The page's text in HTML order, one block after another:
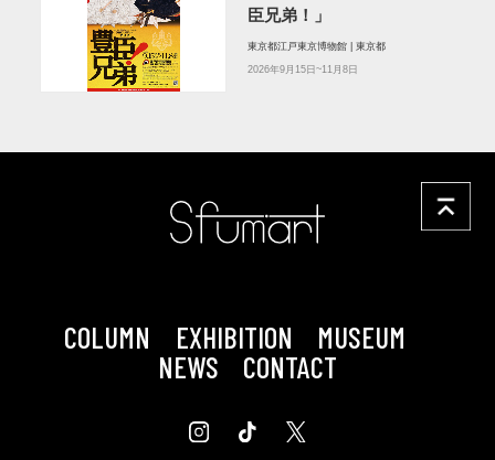
臣兄弟！」
東京都江戸東京博物館 | 東京都
2026年9月15日~11月8日
COLUMN EXHIBITION
MUSEUM
NEWS
CONTACT